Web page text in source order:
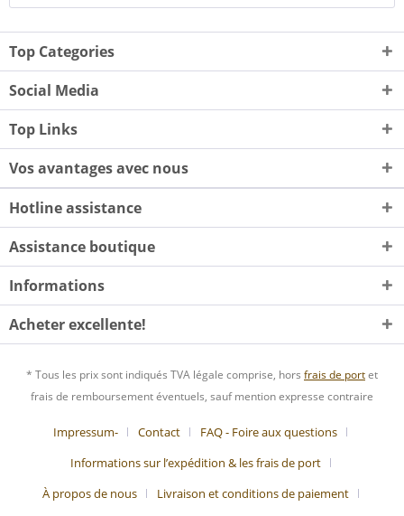
Top Categories
Social Media
Top Links
Vos avantages avec nous
Hotline assistance
Assistance boutique
Informations
Acheter excellente!
* Tous les prix sont indiqués TVA légale comprise, hors frais de portet
frais de remboursement éventuels, sauf mention expresse contraire
Impressum- Contact
FAQ - Foire aux questions
Informations sur l’expédition & les frais de port
À propos de nous
Livraison et conditions de paiement